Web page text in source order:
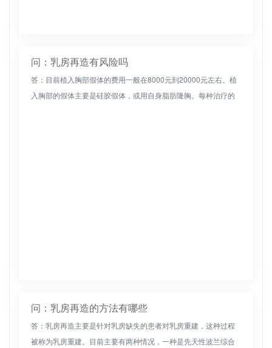
问：乳房再造有风险吗
答：目前植入胸部假体的费用一般在8000元到20000元左右。植
入胸部的假体主要是硅胶假体，或用自身脂肪隆胸。每种治疗的
问：乳房再造的方法有哪些
答：乳房再造主要是针对乳房缺失的患者对乳房重建，这种过程
被称为乳房重建。目前主要有两种情况，一种是先天性波兰综合